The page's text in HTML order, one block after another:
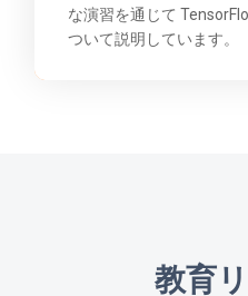
な演習を通じて
ついて説明しています。
教育